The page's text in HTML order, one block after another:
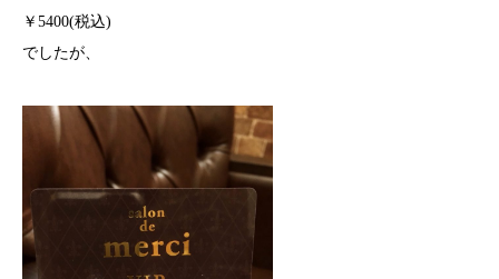
￥5400(税込)
でしたが、